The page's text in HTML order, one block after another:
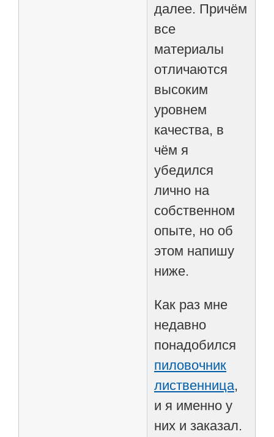
далее. Причём
все
материалы
отличаются
высоким
уровнем
качества, в
чём я
убедился
лично на
собственном
опыте, но об
этом напишу
ниже.
Как раз мне
недавно
понадобился
пиловочник
лиственница,
и я именно у
них и заказал.